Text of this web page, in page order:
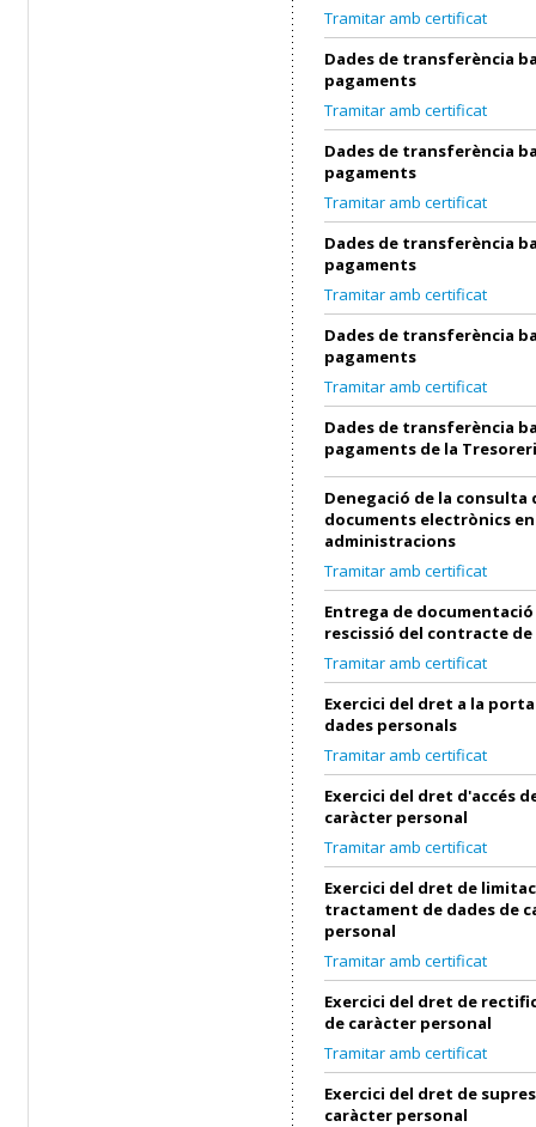
Tramitar amb certificat
Dades de transferència
pagaments
Tramitar amb certificat
Dades de transferència
pagaments
Tramitar amb certificat
Dades de transferència
pagaments
Tramitar amb certificat
Dades de transferència
pagaments
Tramitar amb certificat
Dades de transferència
pagaments de la
Denegació de la consulta
documents electrònics
administracions
Tramitar amb certificat
Entrega de documentació
rescissió del contracte
Tramitar amb certificat
Exercici del dret a la
dades personals
Tramitar amb certificat
Exercici del dret d'accés
caràcter personal
Tramitar amb certificat
Exercici del dret de
tractament de dades de
personal
Tramitar amb certificat
Exercici del dret de
de caràcter personal
Tramitar amb certificat
Exercici del dret de
caràcter personal